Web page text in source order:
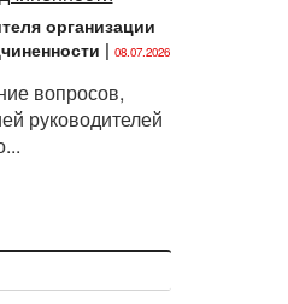
организации
| 08.07.2026
вопросов,
руководителей